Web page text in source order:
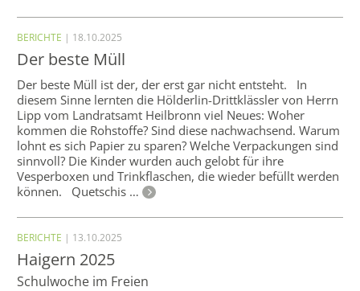
BERICHTE | 18.10.2025
Der beste Müll
Der beste Müll ist der, der erst gar nicht entsteht. In
diesem Sinne lernten die Hölderlin-Drittklässler von Herrn
Lipp vom Landratsamt Heilbronn viel Neues: Woher
kommen die Rohstoffe? Sind diese nachwachsend. Warum
lohnt es sich Papier zu sparen? Welche Verpackungen sind
sinnvoll? Die Kinder wurden auch gelobt für ihre
Vesperboxen und Trinkflaschen, die wieder befüllt werden
können. Quetschis …
BERICHTE | 13.10.2025
Haigern 2025
Schulwoche im Freien